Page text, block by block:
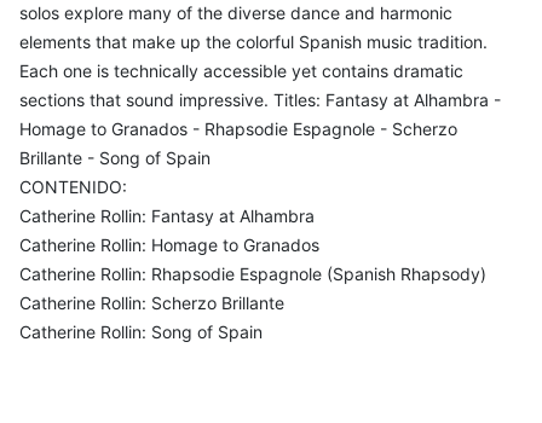
solos explore many of the diverse dance and harmonic
elements that make up the colorful Spanish music tradition.
Each one is technically accessible yet contains dramatic
sections that sound impressive. Titles: Fantasy at Alhambra -
Homage to Granados - Rhapsodie Espagnole - Scherzo
Brillante - Song of Spain
CONTENIDO:
Catherine Rollin: Fantasy at Alhambra
Catherine Rollin: Homage to Granados
Catherine Rollin: Rhapsodie Espagnole (Spanish Rhapsody)
Catherine Rollin: Scherzo Brillante
Catherine Rollin: Song of Spain